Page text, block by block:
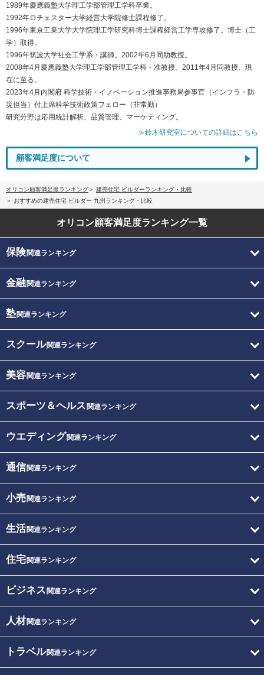
1989年慶應義塾大学理工学部管理工学科卒業。
1992年ロチェスター大学経営大学院修士課程修了。
1996年東京工業大学大学院理工学研究科博士課程経営工学専攻修了。博士（工
学）取得。
1996年筑波大学社会工学系・講師。2002年6月同助教授。
2008年4月慶應義塾大学理工学部管理工学科・准教授。2011年4月同教授、現
在に至る。
2023年4月内閣府 科学技術・イノベーション推進事務局参事官（インフラ・防
災担当）付上席科学技術政策フェロー（非常勤）
研究分野は応用統計解析、品質管理、マーケティング。
≫鈴木研究室についての詳細はこちら
顧客満足度について
オリコン顧客満足度ランキング
建売住宅 ビルダーランキング・比較
おすすめの建売住宅 ビルダー 九州ランキング・比較
オリコン顧客満足度ランキング一覧
保険関連ランキング
金融関連ランキング
塾関連ランキング
スクール関連ランキング
美容関連ランキング
スポーツ＆ヘルス 関連ランキング
ウエディング関連ランキング
通信関連ランキング
小売関連ランキング
生活関連ランキング
住宅関連ランキング
ビジネス 関連ランキング
人材関連ランキング
トラベル関連ランキング